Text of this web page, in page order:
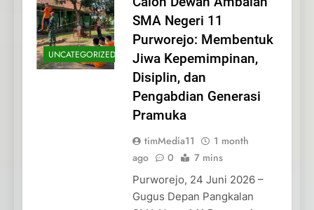
UNCATEGORIZED
SMA Negeri 11
Purworejo: Membentuk
Jiwa Kepemimpinan,
Disiplin, dan
Pengabdian Generasi
Pramuka
timMedia11
1 month
ago
0 7 mins
Purworejo, 24 Juni 2026 –
Gugus Depan Pangkalan